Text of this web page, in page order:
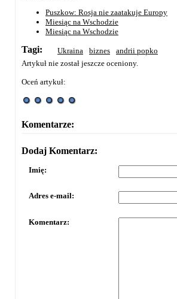
Puszkow: Rosja nie zaatakuje Europy
Miesiąc na Wschodzie
Miesiąc na Wschodzie
Tagi: Ukraina biznes
andrii popko
Artykuł nie został jeszcze oceniony.
Oceń artykuł:
Komentarze:
Dodaj Komentarz:
Imię:
Adres e-mail:
Komentarz: